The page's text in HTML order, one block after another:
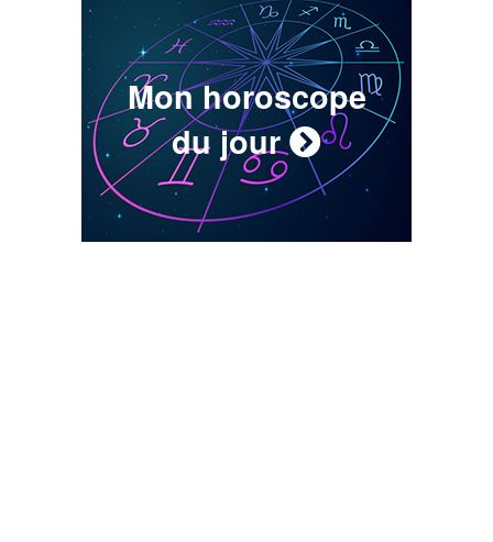
Mon horoscope
du jour